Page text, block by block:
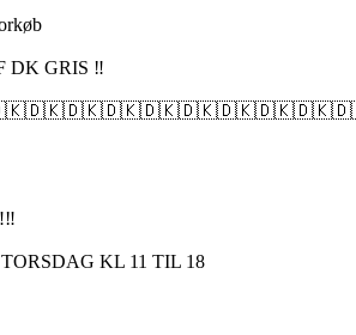
DK GRIS ‼️
KL 11 TIL 18